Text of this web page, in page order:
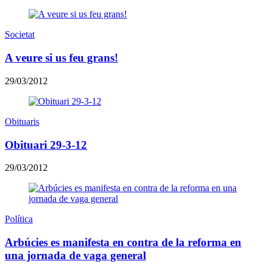
Societat
A veure si us feu grans!
29/03/2012
Obituaris
Obituari 29-3-12
29/03/2012
Política
Arbúcies es manifesta en contra de la reforma en
una jornada de vaga general